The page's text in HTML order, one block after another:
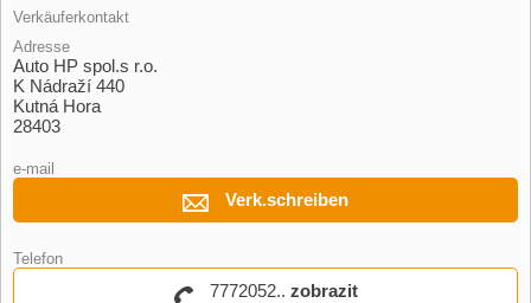
Verkäuferkontakt
Adresse
Auto HP spol.s r.o.
K Nádraží 440
Kutná Hora
28403
e-mail
Verk.schreiben
Telefon
7772052.. zobrazit